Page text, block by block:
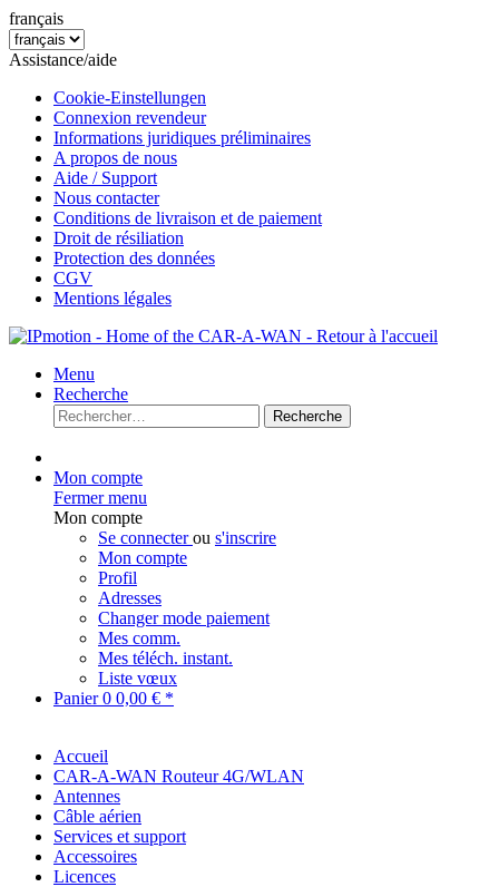
français
Assistance/aide
Cookie-Einstellungen
Connexion revendeur
Informations juridiques préliminaires
A propos de nous
Aide / Support
Nous contacter
Conditions de livraison et de paiement
Droit de résiliation
Protection des données
CGV
Mentions légales
Menu
Recherche
Recherche
Mon compte
Fermer menu
Mon compte
Se connecterou s'inscrire
Mon compte
Profil
Adresses
Changer mode paiement
Mes comm.
Mes téléch. instant.
Liste vœux
Panier0 0,00 € *
Accueil
CAR-A-WAN Routeur 4G/WLAN
Antennes
Câble aérien
Services et support
Accessoires
Licences